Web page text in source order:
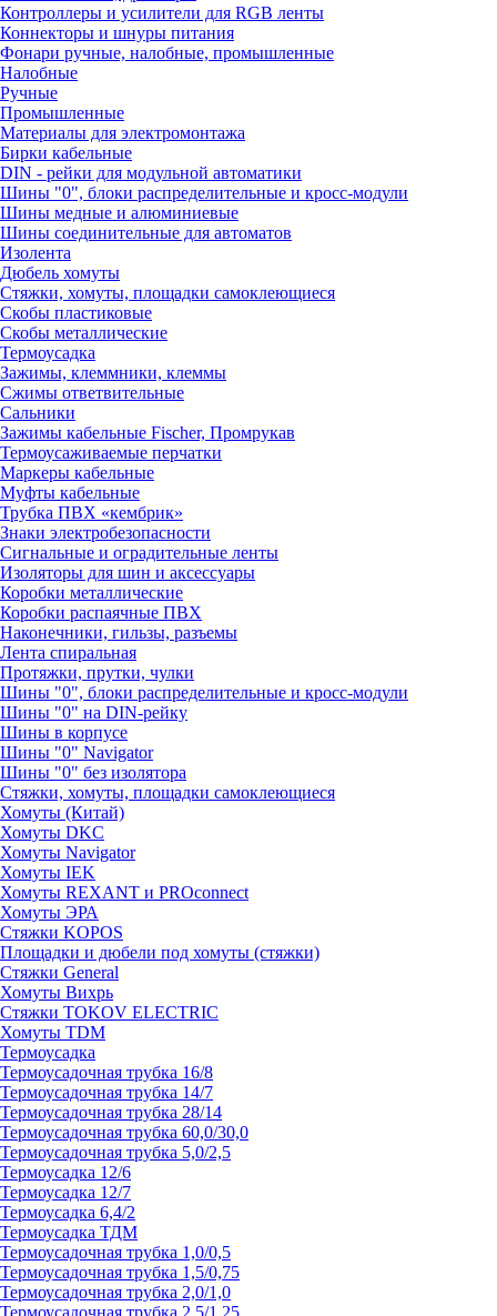
Контроллеры и усилители для RGB ленты
Коннекторы и шнуры питания
Фонари ручные, налобные, промышленные
Налобные
Ручные
Промышленные
Материалы для электромонтажа
Бирки кабельные
DIN - рейки для модульной автоматики
Шины "0", блоки распределительные и кросс-модули
Шины медные и алюминиевые
Шины соединительные для автоматов
Изолента
Дюбель хомуты
Стяжки, хомуты, площадки самоклеющиеся
Скобы пластиковые
Скобы металлические
Термоусадка
Зажимы, клеммники, клеммы
Сжимы ответвительные
Сальники
Зажимы кабельные Fischer, Промрукав
Термоусаживаемые перчатки
Маркеры кабельные
Муфты кабельные
Трубка ПВХ «кембрик»
Знаки электробезопасности
Сигнальные и оградительные ленты
Изоляторы для шин и аксессуары
Коробки металлические
Коробки распаячные ПВХ
Наконечники, гильзы, разъемы
Лента спиральная
Протяжки, прутки, чулки
Шины "0", блоки распределительные и кросс-модули
Шины "0" на DIN-рейку
Шины в корпусе
Шины "0" Navigator
Шины "0" без изолятора
Стяжки, хомуты, площадки самоклеющиеся
Хомуты (Китай)
Хомуты DKC
Хомуты Navigator
Хомуты IEK
Хомуты REXANT и PROconnect
Хомуты ЭРА
Стяжки KOPOS
Площадки и дюбели под хомуты (стяжки)
Стяжки General
Хомуты Вихрь
Стяжки TOKOV ELECTRIC
Хомуты TDM
Термоусадка
Термоусадочная трубка 16/8
Термоусадочная трубка 14/7
Термоусадочная трубка 28/14
Термоусадочная трубка 60,0/30,0
Термоусадочная трубка 5,0/2,5
Термоусадка 12/6
Термоусадка 12/7
Термоусадка 6,4/2
Термоусадка ТДМ
Термоусадочная трубка 1,0/0,5
Термоусадочная трубка 1,5/0,75
Термоусадочная трубка 2,0/1,0
Термоусадочная трубка 2,5/1,25